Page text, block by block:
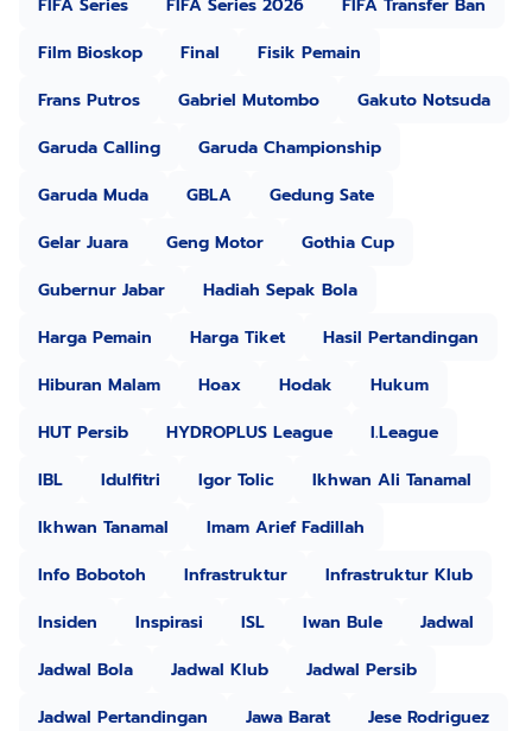
Film Bioskop
Final
Fisik Pemain
Frans Putros
Gabriel Mutombo
Gakuto Notsuda
Garuda Calling
Garuda Championship
Garuda Muda
GBLA
Gedung Sate
Gelar Juara
Geng Motor
Gothia Cup
Gubernur Jabar
Hadiah Sepak Bola
Harga Pemain
Harga Tiket
Hasil Pertandingan
Hiburan Malam
Hoax Hodak
Hukum
HUT Persib
HYDROPLUS League
I.League
IBL
Idulfitri Igor Tolic
Ikhwan Ali Tanamal
Ikhwan Tanamal
Imam Arief Fadillah
Info Bobotoh
Infrastruktur
Infrastruktur Klub
Insiden
Inspirasi ISL Iwan Bule
Jadwal
Jadwal Bola
Jadwal Klub
Jadwal Persib
Jadwal Pertandingan
Jawa Barat
Jese Rodriguez